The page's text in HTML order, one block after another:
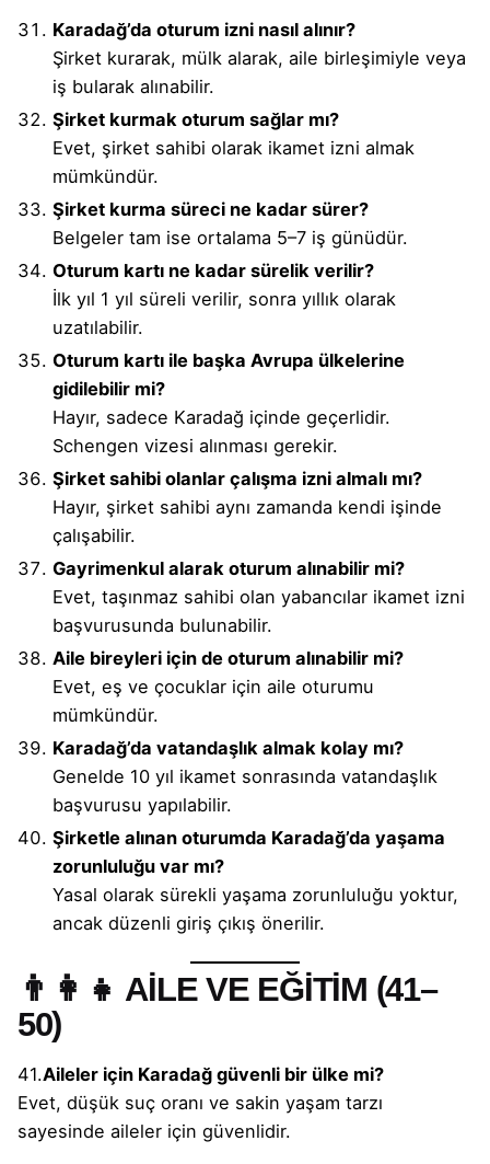
Karadağ’da oturum izni nasıl alınır?
Şirket kurarak, mülk alarak, aile birleşimiyle veya
iş bularak alınabilir.
Şirket kurmak oturum sağlar mı?
Evet, şirket sahibi olarak ikamet izni almak
mümkündür.
Şirket kurma süreci ne kadar sürer?
Belgeler tam ise ortalama 5–7 iş günüdür.
Oturum kartı ne kadar sürelik verilir?
İlk yıl 1 yıl süreli verilir, sonra yıllık olarak
uzatılabilir.
Oturum kartı ile başka Avrupa ülkelerine
gidilebilir mi?
Hayır, sadece Karadağ içinde geçerlidir.
Schengen vizesi alınması gerekir.
Şirket sahibi olanlar çalışma izni almalı mı?
Hayır, şirket sahibi aynı zamanda kendi işinde
çalışabilir.
Gayrimenkul alarak oturum alınabilir mi?
Evet, taşınmaz sahibi olan yabancılar ikamet izni
başvurusunda bulunabilir.
Aile bireyleri için de oturum alınabilir mi?
Evet, eş ve çocuklar için aile oturumu
mümkündür.
Karadağ’da vatandaşlık almak kolay mı?
Genelde 10 yıl ikamet sonrasında vatandaşlık
başvurusu yapılabilir.
Şirketle alınan oturumda Karadağ’da yaşama
zorunluluğu var mı?
Yasal olarak sürekli yaşama zorunluluğu yoktur,
ancak düzenli giriş çıkış önerilir.
👨‍👩‍👧 AİLE VE EĞİTİM (41–
50)
41.Aileler için Karadağ güvenli bir ülke mi?
Evet, düşük suç oranı ve sakin yaşam tarzı
sayesinde aileler için güvenlidir.